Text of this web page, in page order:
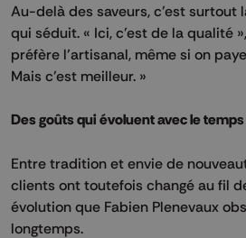
Au-delà des saveurs, c’est surtout
qui séduit. « Ici, c’est de la qualité
préfère l’artisanal, même si on
Mais c’est meilleur. »
Des goûts qui évoluent avec le temps
Entre tradition et envie de
clients ont toutefois changé au fil
évolution que Fabien Plenevaux
longtemps.